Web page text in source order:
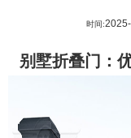
时间:
别墅折叠门 ：